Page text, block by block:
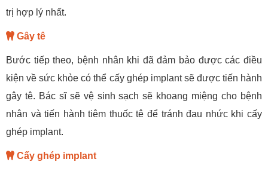
trị hợp lý nhất.
Gây tê
Bước tiếp theo, bệnh nhân khi đã đảm bảo được các điều
kiện về sức khỏe có thể cấy ghép implant sẽ được tiến hành
gây tê. Bác sĩ sẽ vệ sinh sạch sẽ khoang miệng cho bệnh
nhân và tiến hành tiêm thuốc tê để tránh đau nhức khi cấy
ghép implant.
Cấy ghép implant